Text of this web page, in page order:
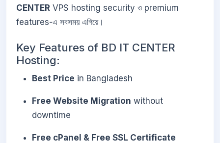
CENTER VPS hosting security ও premium
features-এ সবসময় এগিয়ে।
Key Features of BD IT CENTER
Hosting:
Best Price in Bangladesh
Free Website Migration without
downtime
Free cPanel & Free SSL Certificate